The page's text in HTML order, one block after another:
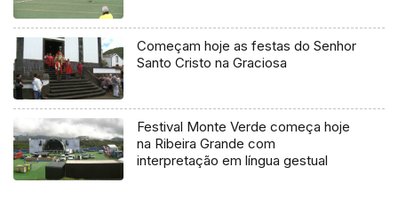
Começam hoje as festas do Senhor
Santo Cristo na Graciosa
Festival Monte Verde começa hoje
na Ribeira Grande com
interpretação em língua gestual